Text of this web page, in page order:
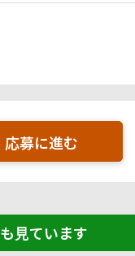
応募に進む
見ています